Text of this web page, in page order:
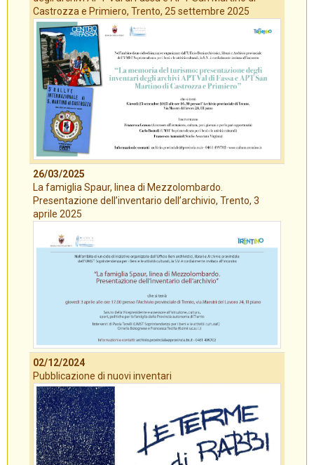
Castrozza e Primiero, Trento, 25 settembre 2025
26/03/2025
La famiglia Spaur, linea di Mezzolombardo.
Presentazione dell’inventario dell’archivio, Trento, 3
aprile 2025
02/12/2024
Pubblicazione di nuovi inventari